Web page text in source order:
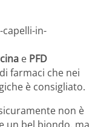
in-
e PFD
farmaci che nei
è consigliato.
non è